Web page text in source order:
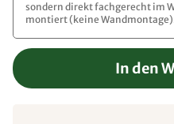
sondern direkt fachgerecht im
montiert (keine
In den